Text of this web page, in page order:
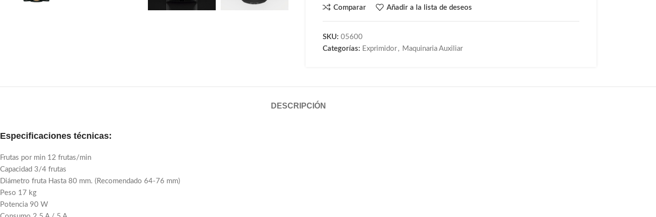
Comparar Añadir a la lista de deseos
SKU: 05600
Categorías: Exprimidor , Maquinaria Auxiliar
DESCRIPCIÓN
Especificaciones técnicas:
Frutas por min 12 frutas/min
Capacidad 3/4 frutas
Diámetro fruta Hasta 80 mm. (Recomendado 64-76 mm)
Peso 17 kg
Potencia 90 W